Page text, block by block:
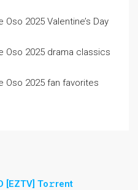
2025 Valentine’s Day
Oso 2025 drama classics
Oso 2025 fan favorites
[EZTV] To𝚛rent